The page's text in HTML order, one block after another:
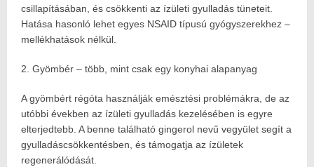
csillapításában, és csökkenti az ízületi gyulladás tüneteit.
Hatása hasonló lehet egyes NSAID típusú gyógyszerekhez –
mellékhatások nélkül.
2. Gyömbér – több, mint csak egy konyhai alapanyag
A gyömbért régóta használják emésztési problémákra, de az
utóbbi években az ízületi gyulladás kezelésében is egyre
elterjedtebb. A benne található gingerol nevű vegyület segít a
gyulladáscsökkentésben, és támogatja az ízületek
regenerálódását.